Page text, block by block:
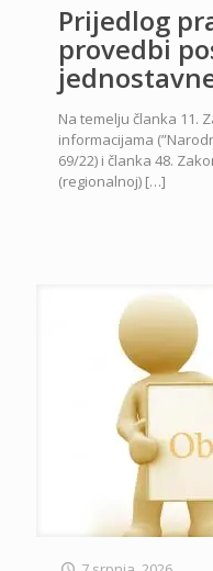
Prijedlog
provedbi
Na temelju članka 11.
informacijama
69/22) i članka 48.
(regionalnoj) […]